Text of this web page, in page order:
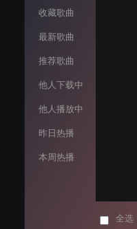
收藏歌曲
最新歌曲
推荐歌曲
他人下载中
他人播放中
昨日热播
本周热播
全选